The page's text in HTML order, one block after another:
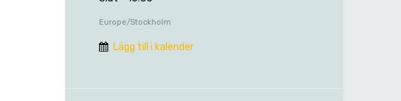
Europe/Stockholm
Lägg till i kalender